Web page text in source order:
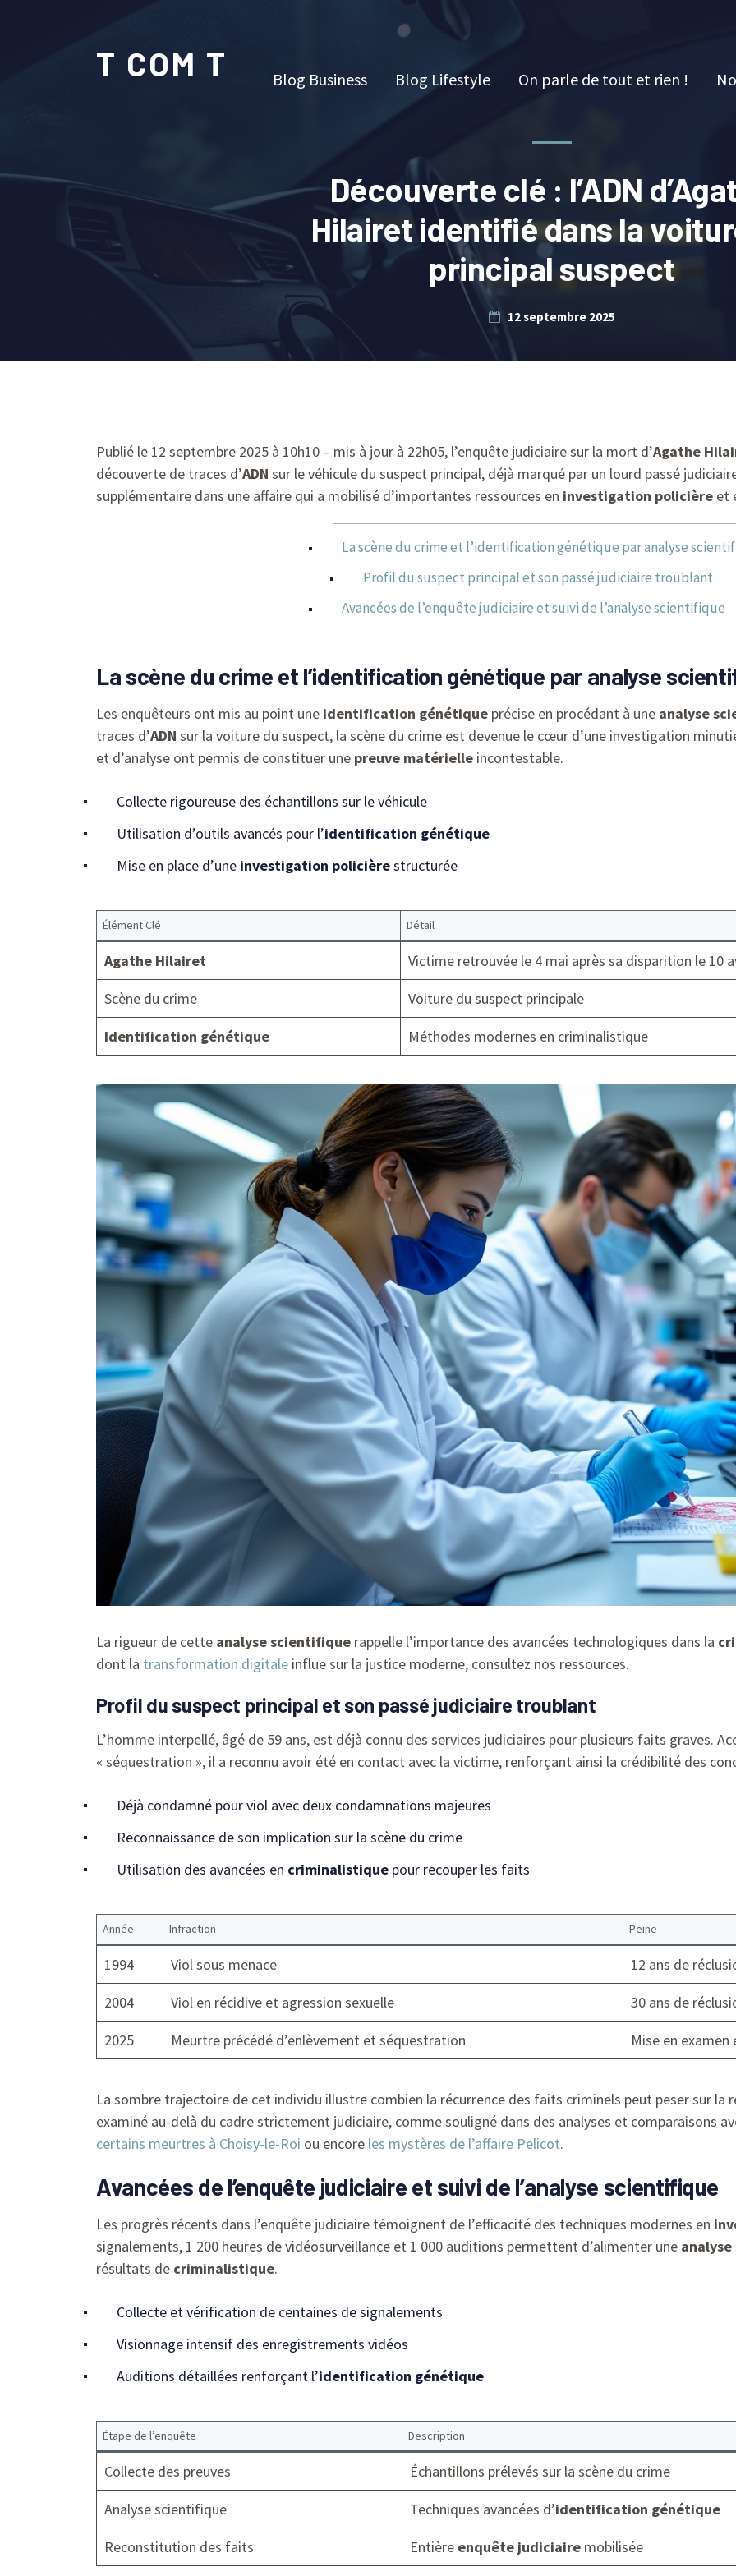
T COM T Blog Business Blog Lifestyle On parle de tout et rien !
Découverte clé : l’ADN
Hilairet identifié dans la
principal suspect
12 septembre 2025
Publié le 12 septembre 2025 à 10h10 – mis à jour à 22h05, l’enquête judiciaire sur la mort d’Agathe
découverte de traces d’ADN sur le véhicule du suspect principal, déjà marqué par un lourd passé
supplémentaire dans une affaire qui a mobilisé d’importantes ressources en investigation policière et
La scène du crime et l’identification génétique par analyse
Profil du suspect principal et son passé judiciaire troublant
Avancées de l’enquête judiciaire et suivi de l’analyse scientifique
La scène du crime et l’identification génétique par analyse
Les enquêteurs ont mis au point une identification génétique précise en procédant à une analyse
traces d’ADN sur la voiture du suspect, la scène du crime est devenue le cœur d’une investigation
et d’analyse ont permis de constituer une preuve matérielle incontestable.
Collecte rigoureuse des échantillons sur le véhicule
Utilisation d’outils avancés pour l’identification génétique
Mise en place d’une investigation policièrestructurée
Élément Clé Détail
Agathe Hilairet
Victime retrouvée le 4 mai après sa disparition le 10
Scène du crime
Voiture du suspect principale
Identification génétique
Méthodes modernes en criminalistique
La rigueur de cette analyse scientifique rappelle l’importance des avancées technologiques dans la
dont la transformation digitale influe sur la justice moderne, consultez nos ressources.
Profil du suspect principal et son passé judiciaire troublant
L’homme interpellé, âgé de 59 ans, est déjà connu des services judiciaires pour plusieurs faits graves.
« séquestration », il a reconnu avoir été en contact avec la victime, renforçant ainsi la crédibilité des
Déjà condamné pour viol avec deux condamnations majeures
Reconnaissance de son implication sur la scène du crime
Utilisation des avancées en criminalistique pour recouper les faits
Année Infraction Peine
1994 Viol sous menace
12 ans de
2004
Viol en récidive et agression sexuelle
30 ans de
2025
Meurtre précédé d’enlèvement et séquestration Mise en
La sombre trajectoire de cet individu illustre combien la récurrence des faits criminels peut peser sur la
examiné au-delà du cadre strictement judiciaire, comme souligné dans des analyses et comparaisons
certains meurtres à Choisy-le-Roi ou encore les mystères de l’affaire Pelicot.
Avancées de l’enquête judiciaire et suivi de l’analyse scientifique
Les progrès récents dans l’enquête judiciaire témoignent de l’efficacité des techniques modernes en
signalements, 1 200 heures de vidéosurveillance et 1 000 auditions permettent d’alimenter une
résultats de criminalistique.
Collecte et vérification de centaines de signalements
Visionnage intensif des enregistrements vidéos
Auditions détaillées renforçant l’identification génétique
Étape de l’enquête Description
Collecte des preuves
Échantillons prélevés sur la scène du crime
Analyse scientifique
Techniques avancées d’identification génétique
Reconstitution des faits
Entière enquête judiciaire mobilisée